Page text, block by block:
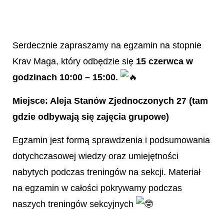
Serdecznie zapraszamy na egzamin na stopnie
Krav Maga, który odbędzie się 15 czerwca w
godzinach 10:00 – 15:00.
Miejsce: Aleja Stanów Zjednoczonych 27 (tam
gdzie odbywają się zajęcia grupowe)
Egzamin jest formą sprawdzenia i podsumowania
dotychczasowej wiedzy oraz umiejętności
nabytych podczas treningów na sekcji. Materiał
na egzamin w całości pokrywamy podczas
naszych treningów sekcyjnych